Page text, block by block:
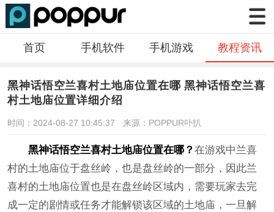
首页 手机软件 手机游戏 教程资讯
黑神话悟空兰喜村土地庙位置在哪 黑神话悟空兰喜
村土地庙位置详细介绍
时间：2024-08-27 10:45:37 来源：POPPUR卟扒
黑神话悟空兰喜村土地庙位置在哪？ 在游戏中兰喜
村的土地庙位于盘丝岭，也是盘丝岭的一部分，因此兰
喜村的土地庙位置也是在盘丝岭区域内，需要玩家去完
成一定的剧情或任务才能解锁该区域的土地庙，一旦解